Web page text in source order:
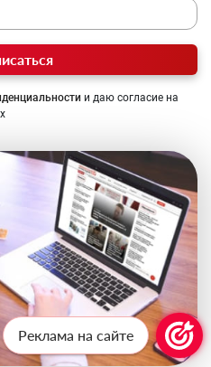
и даю согласие на
Реклама на сайте